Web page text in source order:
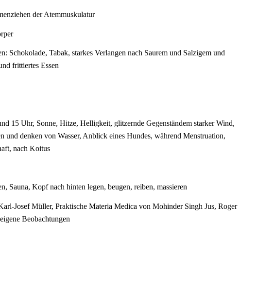
der Atemmuskulatur
Schokolade, Tabak, starkes Verlangen nach Saurem und Salzigem und
frittiertes Essen
15 Uhr, Sonne, Hitze, Helligkeit, glitzernde Gegenständem starker Wind,
und denken von Wasser, Anblick eines Hundes, während Menstruation,
nach Koitus
Sauna, Kopf nach hinten legen, beugen, reiben, massieren
Josef Müller, Praktische Materia Medica von Mohinder Singh Jus, Roger
Beobachtungen